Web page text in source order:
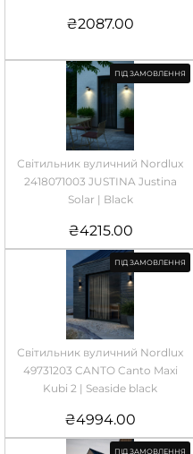
₴2087.00
ПІД ЗАМОВЛЕННЯ
Світильник вуличний Nordlux
2418071003 JUSTINA Justina
Solar | Black
₴4215.00
ПІД ЗАМОВЛЕННЯ
Світильник вуличний Nordlux
49731203 CANTO Canto Maxi
Kubi 2 | Seaside black
₴4994.00
ПІД ЗАМОВЛЕННЯ